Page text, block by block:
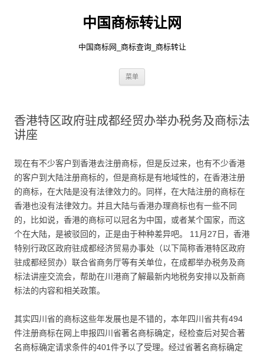
中国商标转让网
中国商标网_商标查询_商标转让
菜单
香港特区政府驻成都经贸办举办税务及商标法
讲座
现在有不少客户到香港去注册商标，但是反过来，也有不少香港
的客户到大陆注册商标的，但是商标是有地域性的，在香港注册
的商标，在大陆是没有法律效力的。同样，在大陆注册的商标在
香港也没有法律效力。并且大陆与香港办理商标也有一些不同
的，比如说，香港的商标可以冠名为中国，或者某个国家，而这
个在大陆，是被驳回的，正是由于种种差异吧。 11月27日，香港
特别行政区政府驻成都经济贸易办事处（以下简称香港特区政府
驻成都经贸办）联合省商务厅等有关单位，在成都举办税务及商
标法讲座交流会，帮助在川港商了解最新内地税务安排以及新商
标法的内容和相关政策。
其实四川省的商标这些年发展也是不错的，本年四川省共有494
件注册商标在网上申报四川省著名商标确定，经检查后对契合著
名商标确定请求条件的401件予以了受理。经过省著名商标确定